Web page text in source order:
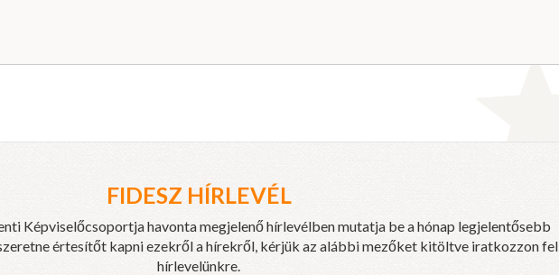
FIDESZ HÍRLEVÉL
Képviselőcsoportja havonta megjelenő hírlevélben mutatja be a hónap legjelentősebb
értesítőt kapni ezekről a hírekről, kérjük az alábbi mezőket kitöltve iratkozzon fel
hírlevelünkre.